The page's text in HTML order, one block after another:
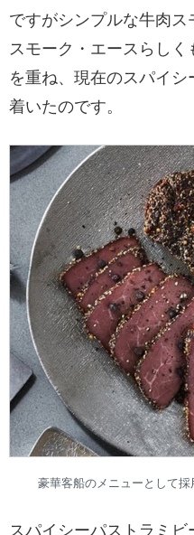
ですがシンプルな牛肉ス
スモーク・エースらし
を重ね、現在のスパイ
着いたのです。
豪華客船のメニューとして採
スパイシーパストラミ